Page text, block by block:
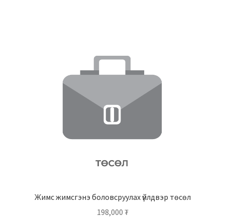
Жимс жимсгэнэ боловсруулах үйлдвэр төсөл
198,000 ₮